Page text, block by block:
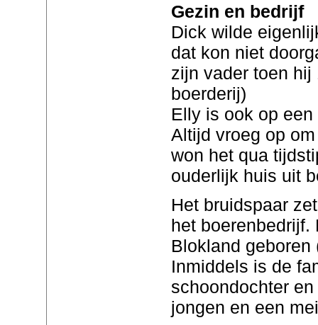
Gezin en bedrijf
Dick wilde
dat kon niet
zijn vader toen
boerderij)
Elly is ook op
Altijd vroeg op
won het qua
ouderlijk huis uit
Het bruidspaar
het boerenbedrijf.
Blokland geboren
Inmiddels is de
schoondochter
jongen en een